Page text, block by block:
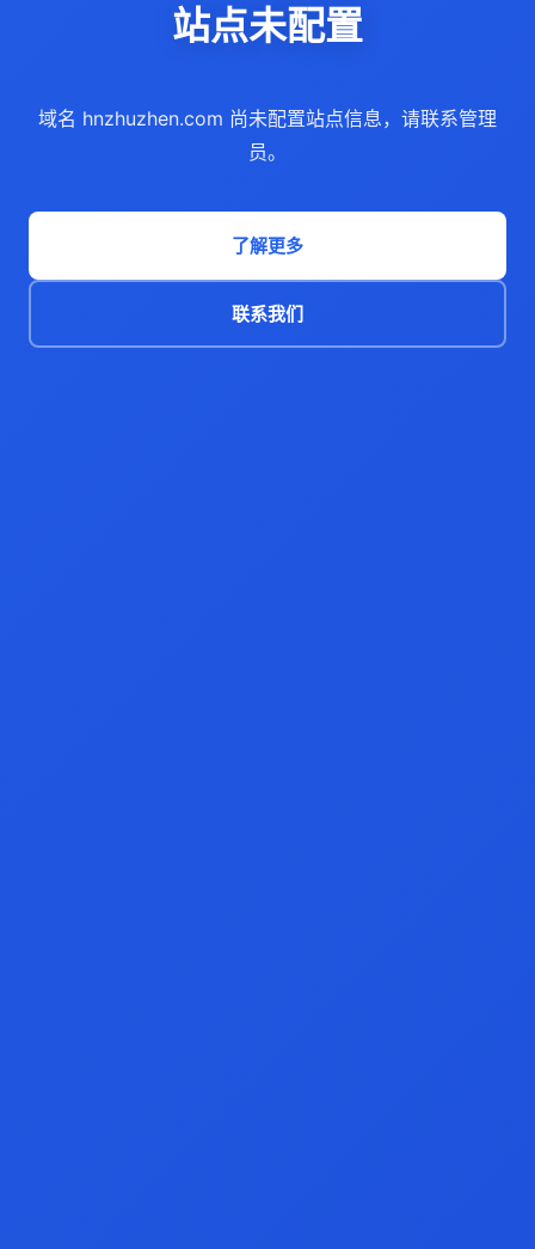
站点未配置
域名 hnzhuzhen.com 尚未配置站点信息，请联系管理
员。
了解更多
联系我们